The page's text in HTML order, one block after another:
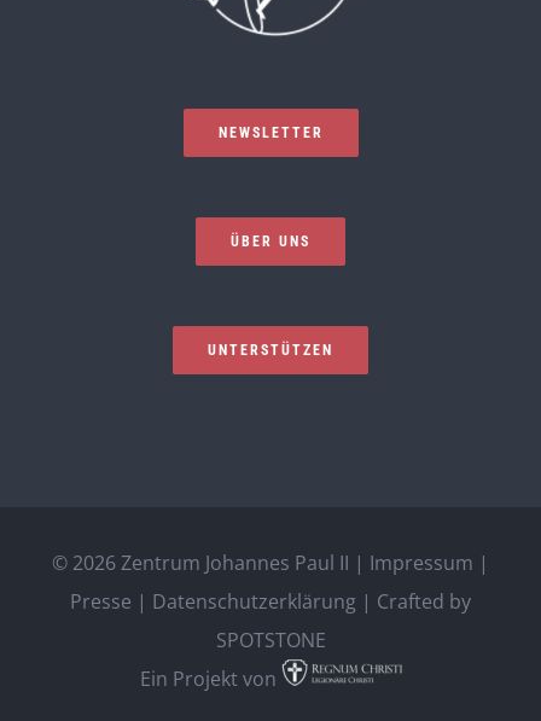
NEWSLETTER
ÜBER UNS
UNTERSTÜTZEN
© 2026 Zentrum Johannes Paul II | Impressum |
Presse | Datenschutzerklärung | Crafted by
SPOTSTONE
Ein Projekt von